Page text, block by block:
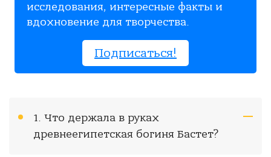
исследования, интересные факты и
вдохновение для творчества.
Подписаться!
1. Что держала в руках
древнеегипетская богиня Бастет?